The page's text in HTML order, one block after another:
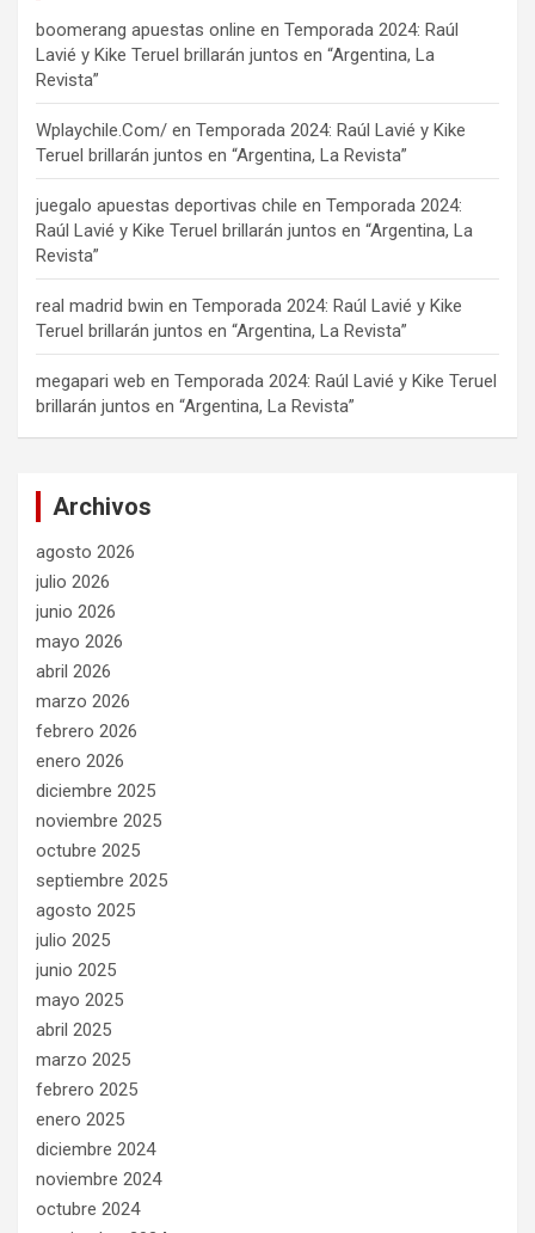
boomerang apuestas online en Temporada 2024: Raúl
Lavié y Kike Teruel brillarán juntos en “Argentina, La
Revista”
Wplaychile.Com/ en Temporada 2024: Raúl Lavié y Kike
Teruel brillarán juntos en “Argentina, La Revista”
juegalo apuestas deportivas chile en Temporada 2024:
Raúl Lavié y Kike Teruel brillarán juntos en “Argentina, La
Revista”
real madrid bwin en Temporada 2024: Raúl Lavié y Kike
Teruel brillarán juntos en “Argentina, La Revista”
megapari web en Temporada 2024: Raúl Lavié y Kike Teruel
brillarán juntos en “Argentina, La Revista”
Archivos
agosto 2026
julio 2026
junio 2026
mayo 2026
abril 2026
marzo 2026
febrero 2026
enero 2026
diciembre 2025
noviembre 2025
octubre 2025
septiembre 2025
agosto 2025
julio 2025
junio 2025
mayo 2025
abril 2025
marzo 2025
febrero 2025
enero 2025
diciembre 2024
noviembre 2024
octubre 2024